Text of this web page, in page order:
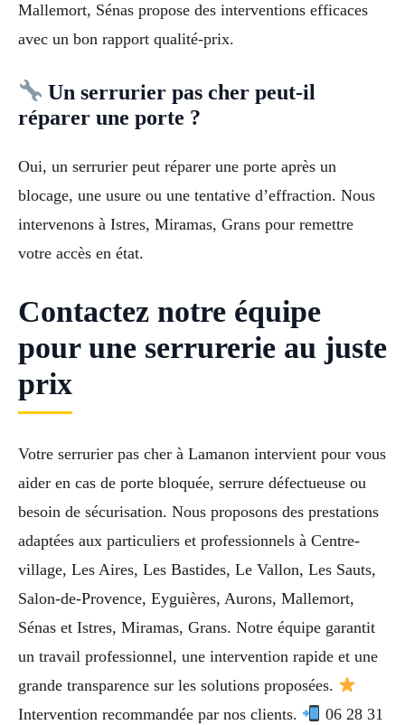
Mallemort, Sénas propose des interventions efficaces
avec un bon rapport qualité-prix.
Un serrurier pas cher peut-il
réparer une porte ?
Oui, un serrurier peut réparer une porte après un
blocage, une usure ou une tentative d’effraction. Nous
intervenons à Istres, Miramas, Grans pour remettre
votre accès en état.
Contactez notre équipe
pour une serrurerie au juste
prix
Votre serrurier pas cher à Lamanon intervient pour vous
aider en cas de porte bloquée, serrure défectueuse ou
besoin de sécurisation. Nous proposons des prestations
adaptées aux particuliers et professionnels à Centre-
village, Les Aires, Les Bastides, Le Vallon, Les Sauts,
Salon-de-Provence, Eyguières, Aurons, Mallemort,
Sénas et Istres, Miramas, Grans. Notre équipe garantit
un travail professionnel, une intervention rapide et une
grande transparence sur les solutions proposées.
Intervention recommandée par nos clients.
06 28 31